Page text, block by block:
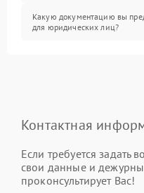
Какую документацию вы
для юридических лиц?
Контактная
Если требуется задать
свои данные и
проконсультирует Вас!